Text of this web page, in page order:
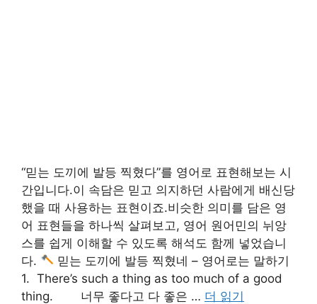
“믿는 도끼에 발등 찍혔다”를 영어로 표현해보는 시
간입니다.이 속담은 믿고 의지하던 사람에게 배신당
했을 때 사용하는 표현이죠.비슷한 의미를 담은 영
어 표현들을 하나씩 살펴보고, 영어 원어민의 뉘앙
스를 쉽게 이해할 수 있도록 해석도 함께 넣었습니
다.
믿는 도끼에 발등 찍혔네 – 영어로는 말하기
1. There’s such a thing as too much of a good
thing. 너무 좋다고 다 좋은 … 더 읽기